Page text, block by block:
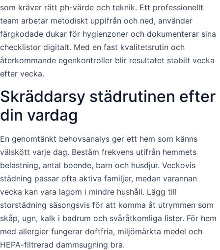
som kräver rätt ph-värde och teknik. Ett professionellt
team arbetar metodiskt uppifrån och ned, använder
färgkodade dukar för hygienzoner och dokumenterar sina
checklistor digitalt. Med en fast kvalitetsrutin och
återkommande egenkontroller blir resultatet stabilt vecka
efter vecka.
Skräddarsy städrutinen efter
din vardag
En genomtänkt behovsanalys ger ett hem som känns
välskött varje dag. Bestäm frekvens utifrån hemmets
belastning, antal boende, barn och husdjur. Veckovis
städning passar ofta aktiva familjer, medan varannan
vecka kan vara lagom i mindre hushåll. Lägg till
storstädning säsongsvis för att komma åt utrymmen som
skåp, ugn, kalk i badrum och svåråtkomliga lister. För hem
med allergier fungerar doftfria, miljömärkta medel och
HEPA-filtrerad dammsugning bra.